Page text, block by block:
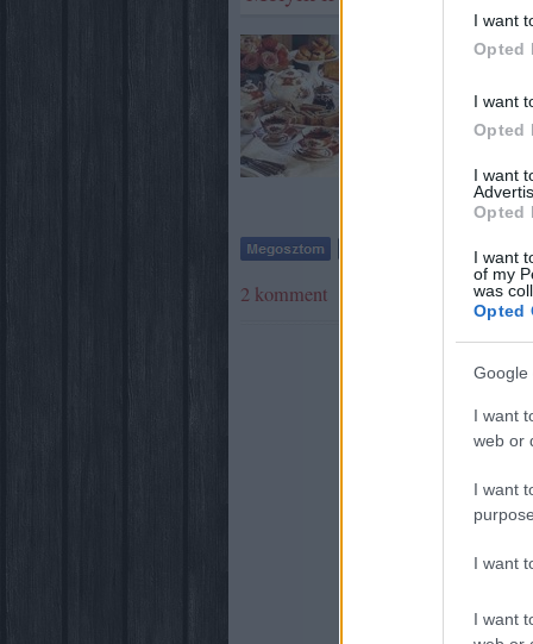
I want
Opted
I want
Opted
I want
Opted
I want
of my
was
Opted
Google
I want
web or
I want
I want
I want
És ismét egy
ezúttal
kérdés, és
igazándiból
2 komment